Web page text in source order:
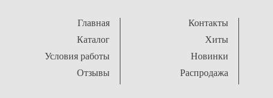
Главная
Каталог
Условия работы
Отзывы
Контакты
Хиты
Новинки
Распродажа